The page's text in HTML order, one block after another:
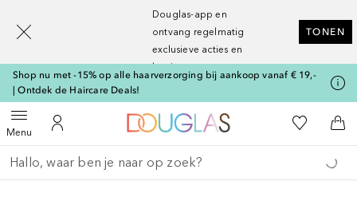
Douglas-app en
ontvang regelmatig
exclusieve acties en
kortingen
TONEN
Shop nu met -15% op alle haarverzorging bij aankoop vanaf € 19,-
| Ontdek de Haircare Deals!
MenuOpen menuNaar Mijn Account
Naar Douglas Home
Naar Mijn
Ga terug
Zoekopdracht uitvoeren
[navigation.slideout.screenreader]